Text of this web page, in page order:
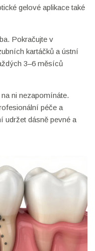
gelové aplikace také
Pokračujte v
kartáčků a ústní
3–6 měsíců
ni nezapomínáte.
péče a
udržet dásně pevné a